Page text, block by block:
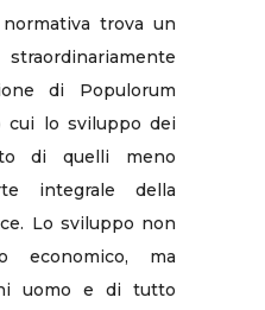
trova un
di Populorum
cui lo sviluppo dei
di quelli meno
integrale della
Lo sviluppo non
economico, ma
uomo e di tutto